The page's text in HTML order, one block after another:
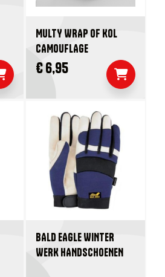
MULTY WRAP OF KOL
CAMOUFLAGE
€ 6,95
BALD EAGLE WINTER
WERK HANDSCHOENEN